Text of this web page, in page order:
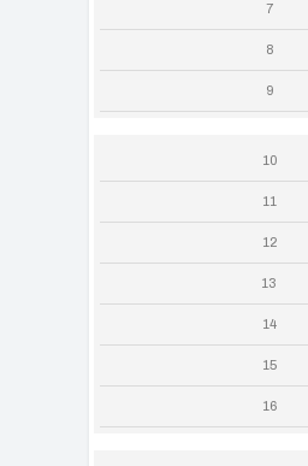
7
8
9
10
11
12
13
14
15
16